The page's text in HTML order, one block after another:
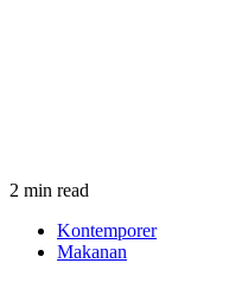
2 min read
Kontemporer
Makanan